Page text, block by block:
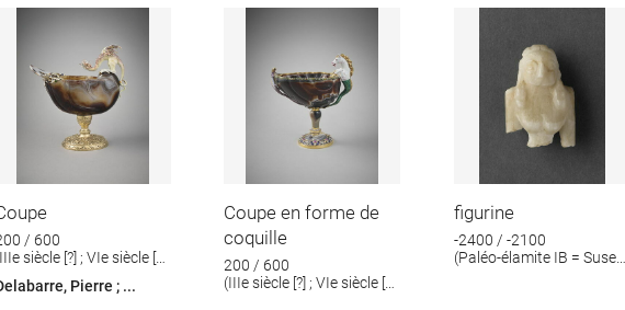
/ 600
siècle [?] ; VIe siècle [?];
tiers du XIXe siècle;
Pierre ; ...
Coupe en forme de
coquille
200 / 600
(IIIe siècle [?] ; VIe siècle [?];
figurine
-2400 / -2100
(Paléo-élamite IB = Suse